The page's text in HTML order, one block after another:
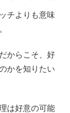
チよりも意味
からこそ、好
かを知りたい
は好意の可能